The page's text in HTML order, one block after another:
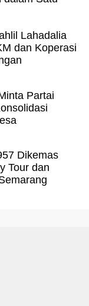
Lahadalia
dan Koperasi
Partai
Dikemas
Tour dan